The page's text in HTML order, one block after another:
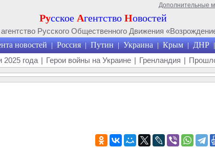
Дополнительные
Русское Агентство Новостей
Русского Общественного Движения
новостей | Россия | Путин | Украина | Крым | ДНР |
2025 года | Герои войны на Украине | Гренландия |